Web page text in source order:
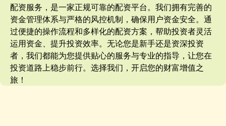
配资服务，是一家正规可靠的配资平台。我们拥有完善的
资金管理体系与严格的风控机制，确保用户资金安全。通
过便捷的操作流程和多样化的配资方案，帮助投资者灵活
运用资金、提升投资效率。无论您是新手还是资深投资
者，我们都能为您提供贴心的服务与专业的指导，让您在
投资道路上稳步前行。选择我们，开启您的财富增值之
旅！